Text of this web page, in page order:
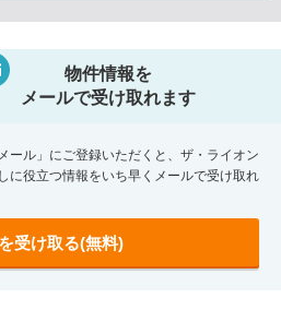
物件情報を
メールで受け取れます
ール」にご登録いただくと、ザ・ライオン
に役立つ情報をいち早くメールで受け取れ
受け取る(無料)